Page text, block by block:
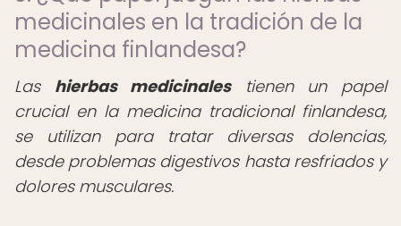
medicinales en la tradición de la
medicina finlandesa?
Las hierbas medicinalestienen un papel
crucial en la medicina tradicional finlandesa,
se utilizan para tratar diversas dolencias,
desde problemas digestivos hasta resfriados y
dolores musculares.